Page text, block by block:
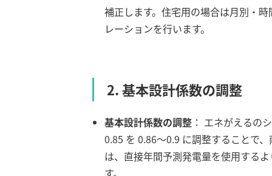
補正します。住宅用の場合は月別・
レーションを行います。
2. 基本設計係数の調整
基本設計係数の調整 ： エネがえるの
0.85 を 0.86～0.9 に調整することで
は、直接年間予測発電量を使用する